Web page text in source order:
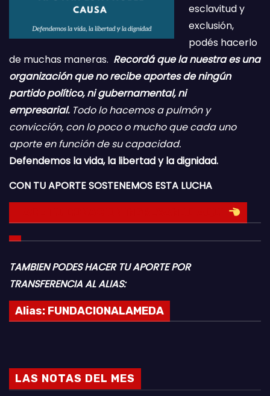
esclavitud y
exclusión,
podés hacerlo
de muchas maneras. Recordá que la nuestra es una
organización que no recibe aportes de ningún
partido político, ni gubernamental, ni
empresarial.Todo lo hacemos a pulmón y
convicción, con lo poco o mucho que cada uno
aporte en función de su capacidad.
Defendemos la vida, la libertad y la dignidad.
CON TU APORTE SOSTENEMOS ESTA LUCHA
TAMBIEN PODES HACER TU APORTE POR
TRANSFERENCIA AL ALIAS:
Alias: FUNDACIONALAMEDA
LAS NOTAS DEL MES